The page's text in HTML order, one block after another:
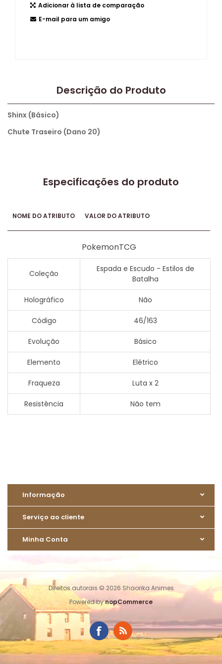
Adicionar à lista de comparação
E-mail para um amigo
Descrição do Produto
Shinx (Básico)
Chute Traseiro (Dano 20)
Especificações do produto
NOME DO ATRIBUTO VALOR DO ATRIBUTO
PokemonTCG
Coleção
Espada e Escudo - Estilos de
Batalha
Holográfico Não
Código 46/163
Evolução Básico
Elemento Elétrico
Fraqueza Luta x 2
Resistência Não tem
Informação
Serviço ao cliente
Minha Conta
Direitos autorais © 2026 Shaorika Animes
Powered bynopCommerce